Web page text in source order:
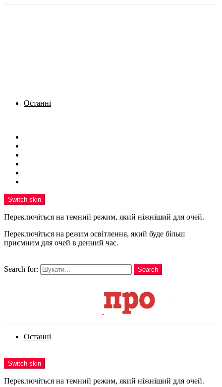
Останні
Switch skin
Переключіться на темний режим, який ніжніший для очей.
Переключіться на режим освітлення, який буде більш
приємним для очей в денний час.
Search for:
Search
Останні
Switch skin
Переключіться на темний режим, який ніжніший для очей.